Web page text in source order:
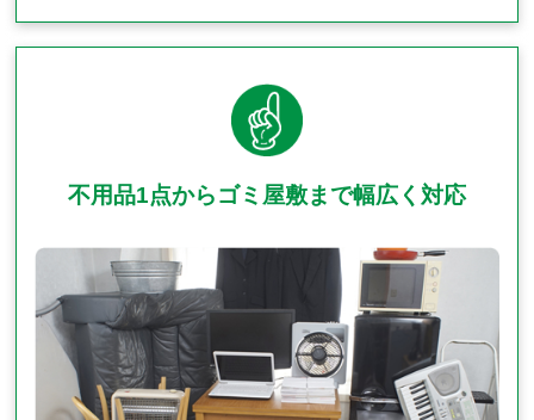
不用品1点からゴミ屋敷まで幅広く対応